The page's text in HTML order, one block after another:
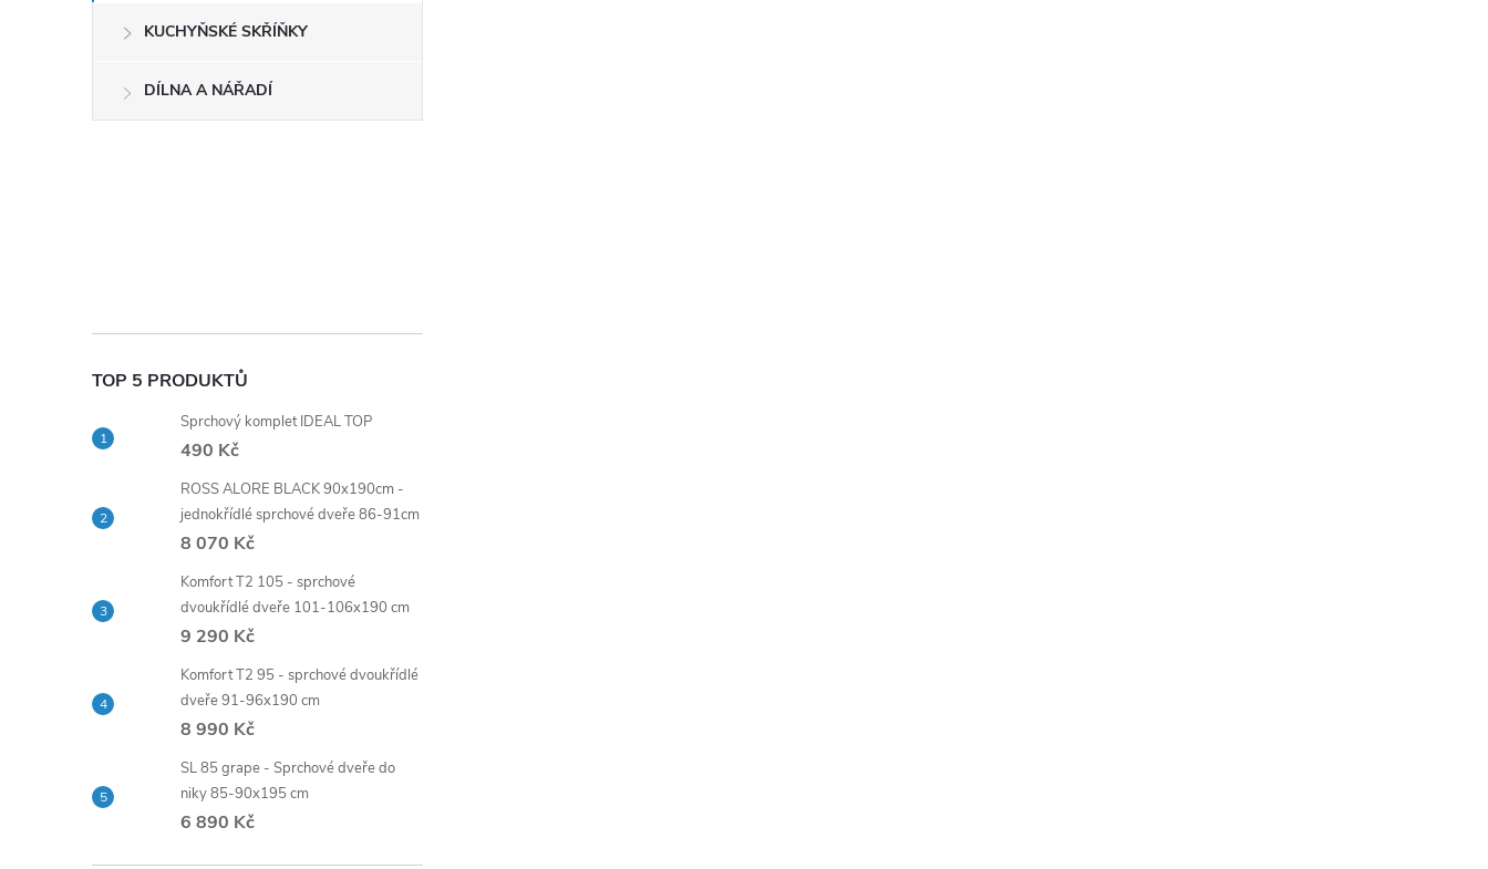
KUCHYŇSKÉ SKŘÍŇKY
DÍLNA A NÁŘADÍ
TOP 5 PRODUKTŮ
Sprchový komplet IDEAL TOP
490 Kč
ROSS ALORE BLACK 90x190cm -
jednokřídlé sprchové dveře 86-91cm
8 070 Kč
Komfort T2 105 - sprchové
dvoukřídlé dveře 101-106x190 cm
9 290 Kč
Komfort T2 95 - sprchové dvoukřídlé
dveře 91-96x190 cm
8 990 Kč
SL 85 grape - Sprchové dveře do
niky 85-90x195 cm
6 890 Kč